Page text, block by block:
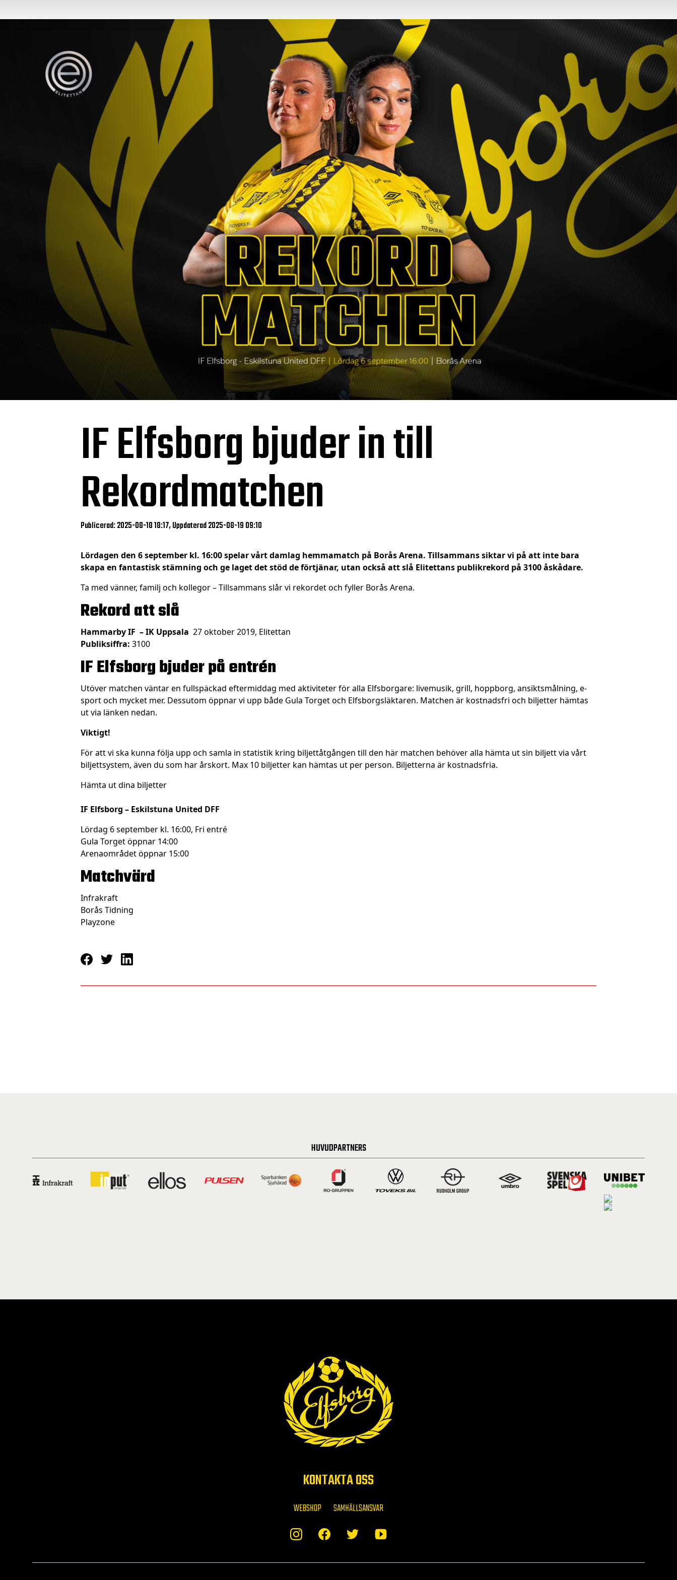
IF Elfsborg bjuder in till
Rekordmatchen
Publicerad: 2025-08-18 18:17, Uppdaterad 2025-08-19 09:10
Lördagen den 6 september kl. 16:00 spelar vårt damlag hemmamatch på Borås Arena. Tillsammans siktar vi på att inte bara
skapa en fantastisk stämning och ge laget det stöd de förtjänar, utan också att slå Elitettans publikrekord på 3100 åskådare.
Ta med vänner, familj och kollegor – Tillsammans slår vi rekordet och fyller Borås Arena.
Rekord att slå
Hammarby IF – IK Uppsala 27 oktober 2019, Elitettan
Publiksiffra: 3100
IF Elfsborg bjuder på entrén
Utöver matchen väntar en fullspäckad eftermiddag med aktiviteter för alla Elfsborgare: livemusik, grill, hoppborg, ansiktsmålning, e-
sport och mycket mer. Dessutom öppnar vi upp både Gula Torget och Elfsborgsläktaren. Matchen är kostnadsfri och biljetter hämtas
ut via länken nedan.
Viktigt!
För att vi ska kunna följa upp och samla in statistik kring biljettåtgången till den här matchen behöver alla hämta ut sin biljett via vårt
biljettsystem, även du som har årskort. Max 10 biljetter kan hämtas ut per person. Biljetterna är kostnadsfria.
Hämta ut dina biljetter
IF Elfsborg – Eskilstuna United DFF
Lördag 6 september kl. 16:00, Fri entré
Gula Torget öppnar 14:00
Arenaområdet öppnar 15:00
Matchvärd
Infrakraft
Borås Tidning
Playzone
HUVUDPARTNERS
KONTAKTA OSS
WEBSHOP SAMHÄLLSANSVAR